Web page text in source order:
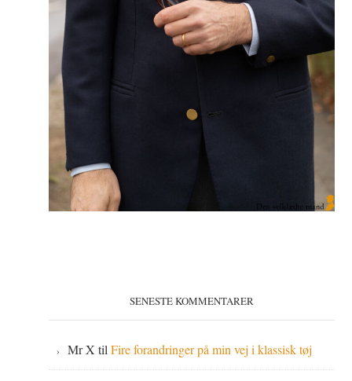
SENESTE KOMMENTARER
Mr X tilFire forandringer på min vej i klassisk tøj